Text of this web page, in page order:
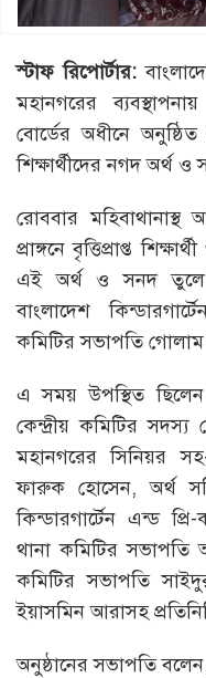
স্টাফ রিপোর্টার:
মহানগরের
বোর্ডের অধীনে অনুষ্ঠিত
শিক্ষার্থীদের নগদ অর্থ
রোববার
প্রাঙ্গনে বৃত্তিপ্রাপ্ত
এই অর্থ ও সনদ তুলে
বাংলাদেশ
কমিটির সভাপতি গোলাম
এ সময় উপস্থিত ছিলেন
কেন্দ্রীয় কমিটির
মহানগরের সিনিয়র
ফারুক হোসেন, অর্থ
কিন্ডারগার্টেন এন্ড
থানা কমিটির সভাপতি
কমিটির সভাপতি
ইয়াসমিন আরাসহ
অনুষ্ঠানের সভাপতি